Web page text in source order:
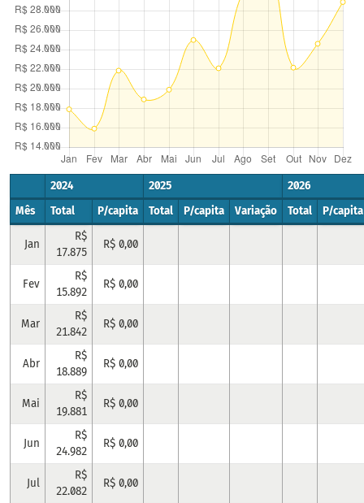
2024 2025
2026
Mês
Total P/capita Total P/capita Variação Total P/capita
Jan
R$
17.875
R$ 0,00
Fev
R$
15.892
R$ 0,00
Mar
R$
21.842
R$ 0,00
Abr
R$
18.889
R$ 0,00
Mai
R$
19.881
R$ 0,00
Jun
R$
24.982
R$ 0,00
Jul
R$
22.082
R$ 0,00